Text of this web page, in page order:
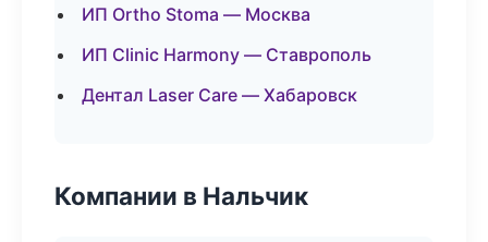
ИП Ortho Stoma — Москва
ИП Clinic Harmony — Ставрополь
Дентал Laser Care — Хабаровск
Компании в Нальчик